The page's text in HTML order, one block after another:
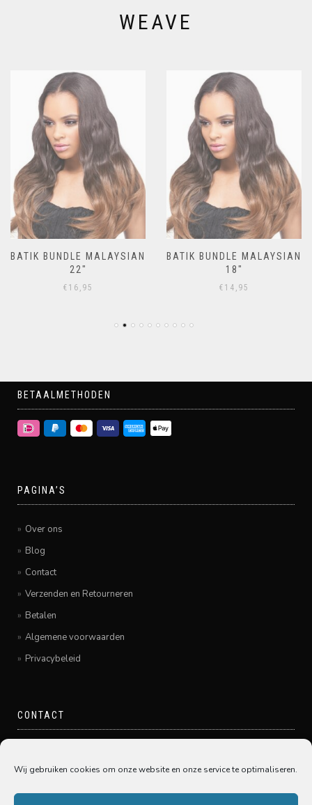
Wij gebruiken cookies om onze website en onze service te optimaliseren.
WEAVE
BATIK BUNDLE MALAYSIAN
22″
€ 16,95
BATIK BUNDLE MALAYSIAN
18″
€ 14,95
BETAALMETHODEN
PAGINA’S
Over ons
Blog
Contact
Verzenden en Retourneren
Betalen
Algemene voorwaarden
Privacybeleid
CONTACT
Grote Spuistraat 20
078-6450005